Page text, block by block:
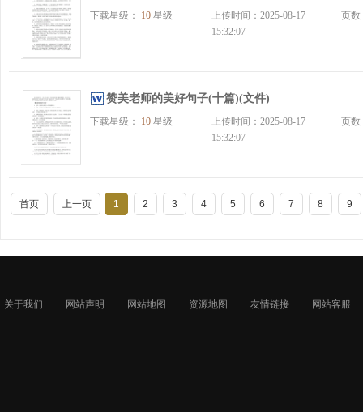
下载星级： 10 星级
上传时间：2025-08-17
15:32:07
页
赞美老师的美好句子(十篇)(文件)
下载星级： 10 星级
上传时间：2025-08-17
15:32:07
页
首页 上一页 1 2 3 4 5 6 7 8 9
关于我们 网站声明 网站地图 资源地图 友情链接 网站客服